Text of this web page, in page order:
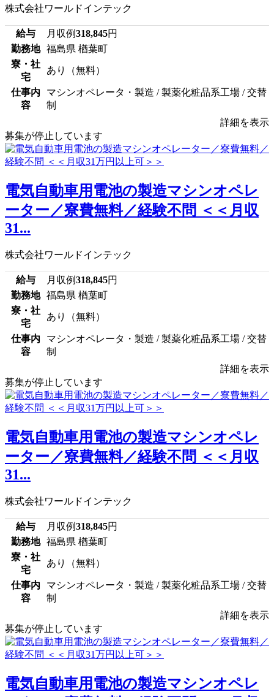
株式会社ワールドインテック
給与 月収例318,845円
勤務地
福島県 楢葉町
寮・社
宅
あり（無料）
仕事内
容
マシンオペレータ・製造 / 製薬化粧品系工場 / 交替
制
詳細を表示
募集が停止しています
電気自動車用電池の製造マシンオペレ
ーター／寮費無料／経験不問 ＜＜月収
31...
株式会社ワールドインテック
給与 月収例318,845円
勤務地
福島県 楢葉町
寮・社
宅
あり（無料）
仕事内
容
マシンオペレータ・製造 / 製薬化粧品系工場 / 交替
制
詳細を表示
募集が停止しています
電気自動車用電池の製造マシンオペレ
ーター／寮費無料／経験不問 ＜＜月収
31...
株式会社ワールドインテック
給与 月収例318,845円
勤務地
福島県 楢葉町
寮・社
宅
あり（無料）
仕事内
容
マシンオペレータ・製造 / 製薬化粧品系工場 / 交替
制
詳細を表示
募集が停止しています
電気自動車用電池の製造マシンオペレ